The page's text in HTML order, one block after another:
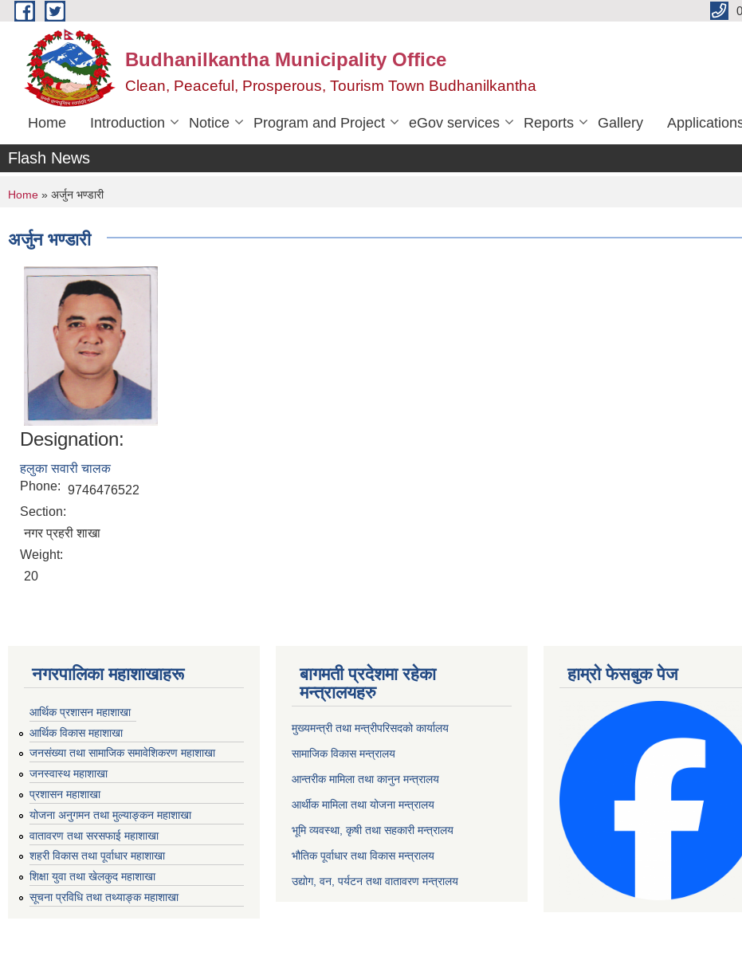
Skip to main content
Budhanilkantha Municipality Office
Clean, Peaceful, Prosperous, Tourism Town Budhanilkantha
Home Introduction Notice Program and Project eGov services Reports Gallery
Flash News
You are here
Home » अर्जुन भण्डारी
अर्जुन भण्डारी
Designation:
हलुका सवारी चालक
Phone: 9746476522
Section:
नगर प्रहरी शाखा
Weight:
20
नगरपालिका महाशाखाहरू
आर्थिक प्रशासन महाशाखा
आर्थिक विकास महाशाखा
जनसंख्या तथा सामाजिक समावेशिकरण महाशाखा
जनस्वास्थ महाशाखा
प्रशासन महाशाखा
योजना अनुगमन तथा मुल्याङ्कन महाशाखा
वातावरण तथा सरसफाई महाशाखा
शहरी विकास तथा पूर्वाधार महाशाखा
शिक्षा युवा तथा खेलकुद महाशाखा
सूचना प्रविधि तथा तथ्याङ्क महाशाखा
बागमती प्रदेशमा रहेका
मन्त्रालयहरु
मुख्यमन्त्री तथा मन्त्रीपरिसदको कार्यालय
सामाजिक विकास मन्त्रालय
आन्तरीक मामिला तथा कानुन मन्त्रालय
आर्थीक मामिला तथा योजना मन्त्रालय
भूमि व्यवस्था, कृषी तथा सहकारी मन्त्रालय
भौतिक पूर्वाधार तथा विकास मन्त्रालय
उद्योग, वन, पर्यटन तथा वातावरण मन्त्रालय
हाम्रो फेसबुक पेज